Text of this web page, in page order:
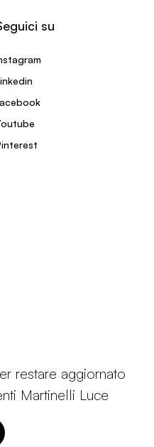
su
restare aggiornato
Martinelli Luce